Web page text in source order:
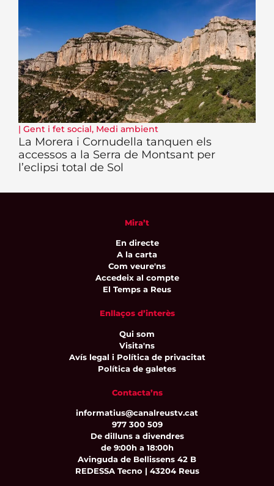
| Gent i fet social, Medi ambient
La Morera i Cornudella tanquen els
accessos a la Serra de Montsant per
l’eclipsi total de Sol
Mira’t
En directe
A la carta
Com veure'ns
Accedeix al compte
El Temps a Reus
Enllaços d’interès
Qui som
Visita'ns
Avís legal i Política de privacitat
Política de galetes
Contacta’ns
informatius@canalreustv.cat
977 300 509
De dilluns a divendres
de 9:00h a 18:00h
Avinguda de Bellissens 42 B
REDESSA Tecno | 43204 Reus